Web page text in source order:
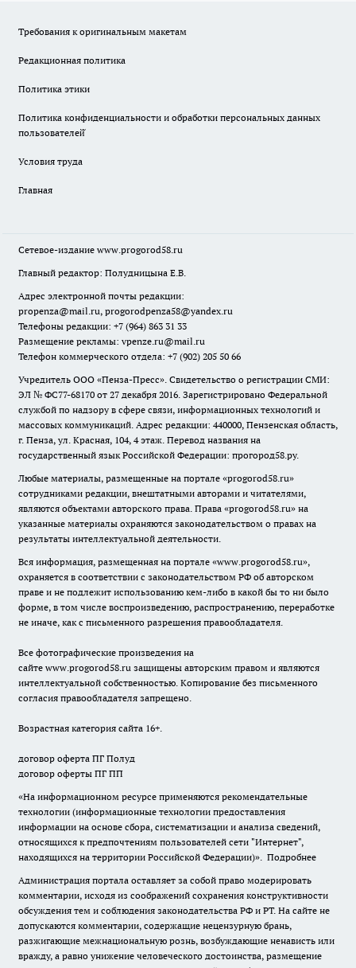
Требования к оригинальным макетам
Редакционная политика
Политика этики
Политика конфиденциальности и обработки персональных данных
пользователей̆
Условия труда
Главная
Сетевое-издание www.progorod58.ru
Главный редактор: Полудницына Е.В.
Адрес электронной почты редакции:
propenza@mail.ru, progorodpenza58@yandex.ru
Телефоны редакции: +7 (964) 863 31 33
Размещение рекламы: vpenze.ru@mail.ru
Телефон коммерческого отдела: +7 (902) 205 50 66
Учредитель ООО «Пенза-Пресс». Свидетельство о регистрации СМИ:
ЭЛ № ФС77-68170 от 27 декабря 2016. Зарегистрировано Федеральной
службой по надзору в сфере связи, информационных технологий и
массовых коммуникаций. Адрес редакции: 440000, Пензенская область,
г. Пенза, ул. Красная, 104, 4 этаж. Перевод названия на
государственный язык Российской Федерации: прогород58.ру.
Любые материалы, размещенные на портале «progorod58.ru»
сотрудниками редакции, внештатными авторами и читателями,
являются объектами авторского права. Права «progorod58.ru» на
указанные материалы охраняются законодательством о правах на
результаты интеллектуальной деятельности.
Вся информация, размещенная на портале «www.progorod58.ru»,
охраняется в соответствии с законодательством РФ об авторском
праве и не подлежит использованию кем-либо в какой бы то ни было
форме, в том числе воспроизведению, распространению, переработке
не иначе, как с письменного разрешения правообладателя.
Все фотографические произведения на
сайте www.progorod58.ru защищены авторским правом и являются
интеллектуальной собственностью. Копирование без письменного
согласия правообладателя запрещено.
Возрастная категория сайта 16+.
договор оферта ПГ Полуд
договор оферты ПГ ПП
«На информационном ресурсе применяются рекомендательные
технологии (информационные технологии предоставления
информации на основе сбора, систематизации и анализа сведений,
относящихся к предпочтениям пользователей сети "Интернет",
находящихся на территории Российской Федерации)». Подробнее
Администрация портала оставляет за собой право модерировать
комментарии, исходя из соображений сохранения конструктивности
обсуждения тем и соблюдения законодательства РФ и РТ. На сайте не
допускаются комментарии, содержащие нецензурную брань,
разжигающие межнациональную рознь, возбуждающие ненависть или
вражду, а равно унижение человеческого достоинства, размещение